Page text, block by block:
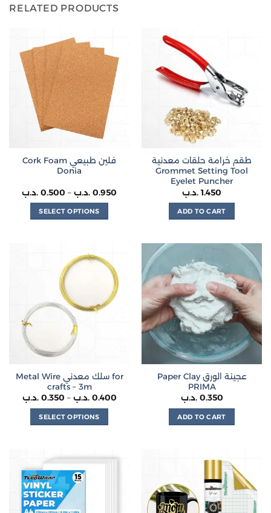
RELATED PRODUCTS
Cork Foam فلين طبيعي
Donia
0.500 .د.ب – 0.950 .د.ب
SELECT OPTIONS
multiple
variants.
options
may
be
chosen
on
product
page
طقم خرامة حلقات معدنية
Grommet Setting Tool
Eyelet Puncher
1.450 .د.ب
ADD TO CART
Metal Wire سلك معدني for
crafts – 3m
0.350 .د.ب – 0.400 .د.ب
Price
SELECT OPTIONS
has
multiple
variants.
The
Paper Clay عجينة الورق
PRIMA
0.350 .د.ب
ADD TO CART